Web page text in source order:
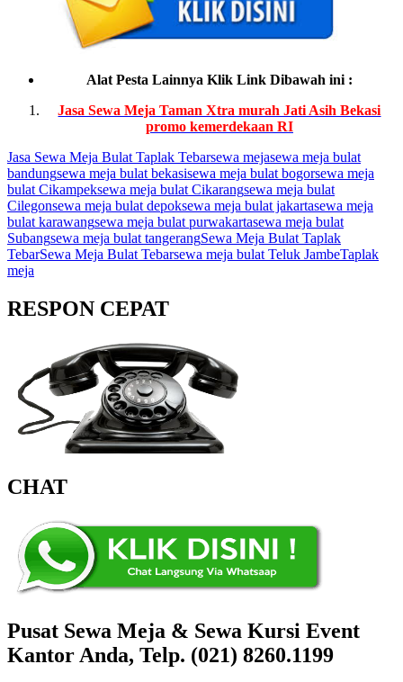
Alat Pesta Lainnya Klik Link Dibawah ini :
Jasa Sewa Meja Taman Xtra murah Jati Asih Bekasi
promo kemerdekaan RI
Jasa Sewa Meja Bulat Taplak Tebarsewa mejasewa meja bulat
bandungsewa meja bulat bekasisewa meja bulat bogorsewa meja
bulat Cikampeksewa meja bulat Cikarangsewa meja bulat
Cilegonsewa meja bulat depoksewa meja bulat jakartasewa meja
bulat karawangsewa meja bulat purwakartasewa meja bulat
Subangsewa meja bulat tangerangSewa Meja Bulat Taplak
TebarSewa Meja Bulat Tebarsewa meja bulat Teluk JambeTaplak
meja
RESPON CEPAT
CHAT
Pusat Sewa Meja & Sewa Kursi Event
Kantor Anda, Telp. (021) 8260.1199